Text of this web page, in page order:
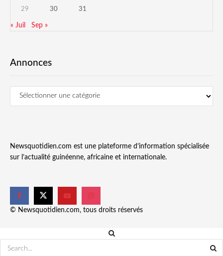
29 30 31
« Juil Sep »
Annonces
Newsquotidien.com est une plateforme d’information spécialisée
sur l’actualité guinéenne, africaine et internationale.
© Newsquotidien.com, tous droits réservés